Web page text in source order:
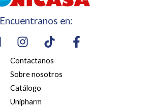
Encuentranos en:
Contactanos
Sobre nosotros
Catálogo
Unipharm